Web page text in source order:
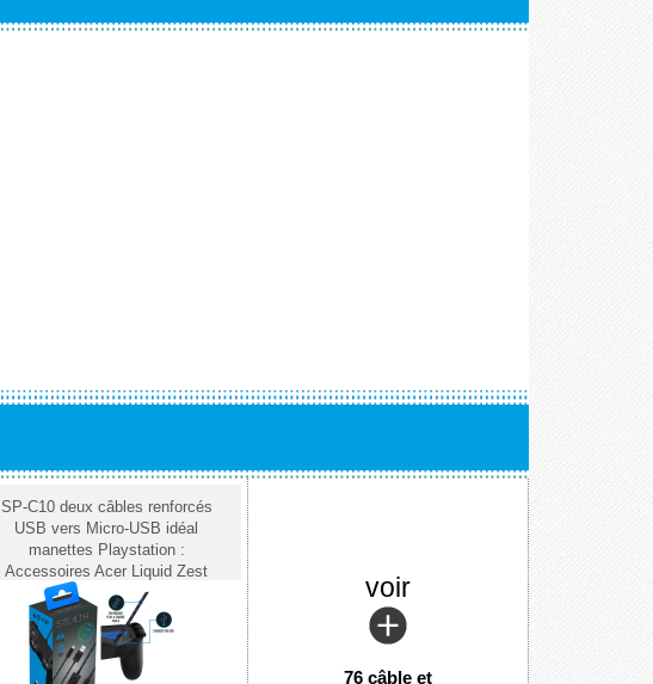
SP-C10 deux câbles renforcés
USB vers Micro-USB idéal
manettes Playstation :
Accessoires Acer Liquid Zest
voir
76 câble et